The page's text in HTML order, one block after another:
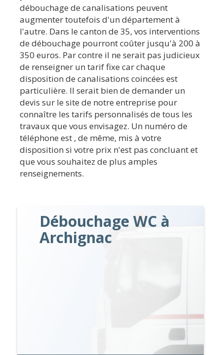
débouchage de canalisations peuvent
augmenter toutefois d'un département à
l'autre. Dans le canton de 35, vos interventions
de débouchage pourront coûter jusqu'à 200 à
350 euros. Par contre il ne serait pas judicieux
de renseigner un tarif fixe car chaque
disposition de canalisations coincées est
particulière. Il serait bien de demander un
devis sur le site de notre entreprise pour
connaître les tarifs personnalisés de tous les
travaux que vous envisagez. Un numéro de
téléphone est , de même, mis à votre
disposition si votre prix n'est pas concluant et
que vous souhaitez de plus amples
renseignements.
Débouchage WC à
Archignac